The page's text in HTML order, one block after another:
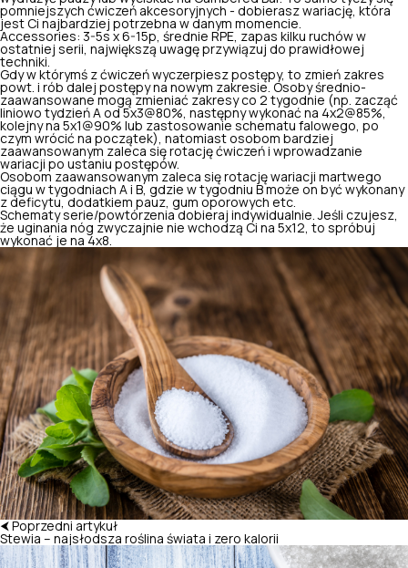
pomniejszych ćwiczeń akcesoryjnych - dobierasz wariację, która
jest Ci najbardziej potrzebna w danym momencie.
Accessories: 3-5s x 6-15p, średnie RPE, zapas kilku ruchów w
ostatniej serii, największą uwagę przywiązuj do prawidłowej
techniki.
Gdy w którymś z ćwiczeń wyczerpiesz postępy, to zmień zakres
powt. i rób dalej postępy na nowym zakresie. Osoby średnio-
zaawansowane mogą zmieniać zakresy co 2 tygodnie (np. zacząć
liniowo tydzień A od 5x3@80%, następny wykonać na 4x2@85%,
kolejny na 5x1@90% lub zastosowanie schematu falowego, po
czym wrócić na początek), natomiast osobom bardziej
zaawansowanym zaleca się rotację ćwiczeń i wprowadzanie
wariacji po ustaniu postępów.
Osobom zaawansowanym zaleca się rotację wariacji martwego
ciągu w tygodniach A i B, gdzie w tygodniu B może on być wykonany
z deficytu, dodatkiem pauz, gum oporowych etc.
Schematy serie/powtórzenia dobieraj indywidualnie. Jeśli czujesz,
że uginania nóg zwyczajnie nie wchodzą Ci na 5x12, to spróbuj
wykonać je na 4x8.
⮜ Poprzedni artykuł
Stewia – najsłodsza roślina świata i zero kalorii